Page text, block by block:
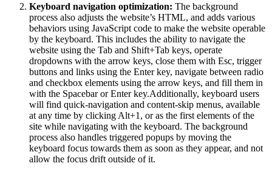
Keyboard navigation optimization: The background
process also adjusts the website’s HTML, and adds various
behaviors using JavaScript code to make the website operable
by the keyboard. This includes the ability to navigate the
website using the Tab and Shift+Tab keys, operate
dropdowns with the arrow keys, close them with Esc, trigger
buttons and links using the Enter key, navigate between radio
and checkbox elements using the arrow keys, and fill them in
with the Spacebar or Enter key.Additionally, keyboard users
will find quick-navigation and content-skip menus, available
at any time by clicking Alt+1, or as the first elements of the
site while navigating with the keyboard. The background
process also handles triggered popups by moving the
keyboard focus towards them as soon as they appear, and not
allow the focus drift outside of it.